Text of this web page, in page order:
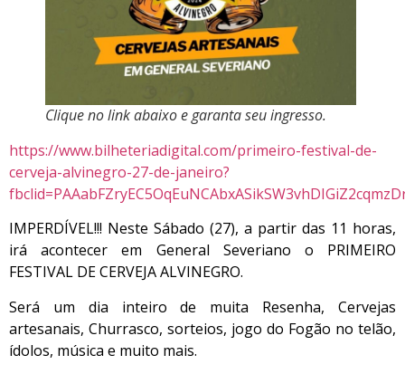
Clique no link abaixo e garanta seu ingresso.
https://www.bilheteriadigital.com/primeiro-festival-de-
cerveja-alvinegro-27-de-janeiro?
IMPERDÍVEL!!! Neste Sábado (27), a partir das 11 horas,
irá acontecer em General Severiano o PRIMEIRO
FESTIVAL DE CERVEJA ALVINEGRO.
Será um dia inteiro de muita Resenha, Cervejas
artesanais, Churrasco, sorteios, jogo do Fogão no telão,
ídolos, música e muito mais.